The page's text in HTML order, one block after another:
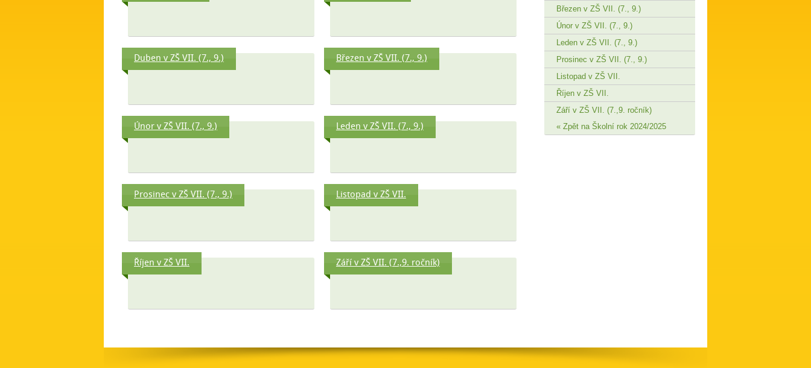
Duben v ZŠ VII. (7., 9.) Březen v ZŠ VII. (7., 9.)
Únor v ZŠ VII. (7., 9.) Leden v ZŠ VII. (7., 9.)
Prosinec v ZŠ VII. (7., 9.) Listopad v ZŠ VII.
Říjen v ZŠ VII. Září v ZŠ VII. (7.,9. ročník)
Březen v ZŠ VII. (7., 9.)
Únor v ZŠ VII. (7., 9.)
Leden v ZŠ VII. (7., 9.)
Prosinec v ZŠ VII. (7., 9.)
Listopad v ZŠ VII.
Říjen v ZŠ VII.
Září v ZŠ VII. (7.,9. ročník)
Zpět na Školní rok 2024/2025